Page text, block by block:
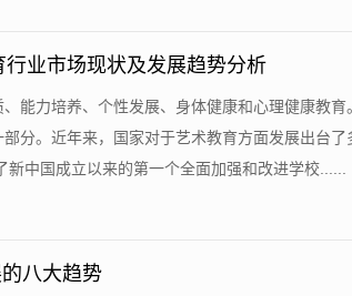
业市场现状及发展趋势分析
能力培养、个性发展、身体健康和心理健康教育
分。近年来，国家对于艺术教育方面发展出台了
中国成立以来的第一个全面加强和改进学校......
八大趋势